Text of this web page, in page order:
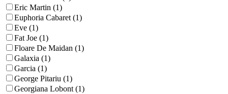
Eric Martin (1)
Euphoria Cabaret (1)
Eve (1)
Fat Joe (1)
Floare De Maidan (1)
Galaxia (1)
Garcia (1)
George Pitariu (1)
Georgiana Lobont (1)